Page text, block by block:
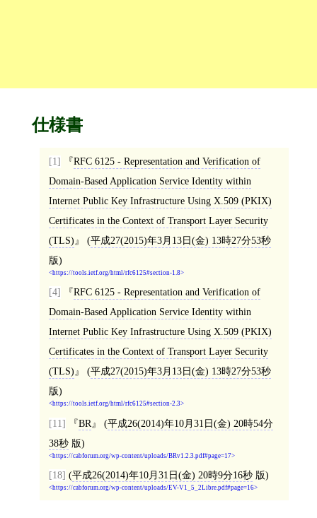
仕様書
[1]
RFC 6125 - Representation and Verification of
Domain-Based Application Service Identity within
Internet Public Key Infrastructure Using X.509 (PKIX)
Certificates in the Context of Transport Layer Security
(TLS)
(平成27(2015)年3月13日(金) 13時27分53秒
版)
https://tools.ietf.org/html/rfc6125#section-1.8
[4]
RFC 6125 - Representation and Verification of
Domain-Based Application Service Identity within
Internet Public Key Infrastructure Using X.509 (PKIX)
Certificates in the Context of Transport Layer Security
(TLS)
(平成27(2015)年3月13日(金) 13時27分53秒
版)
https://tools.ietf.org/html/rfc6125#section-2.3
[11] BR (平成26(2014)年10月31日(金) 20時54分
38秒版)
https://cabforum.org/wp-content/uploads/BRv1.2.3.pdf#page=17
[18] (平成26(2014)年10月31日(金) 20時9分16秒版)
https://cabforum.org/wp-content/uploads/EV-V1_5_2Libre.pdf#page=16